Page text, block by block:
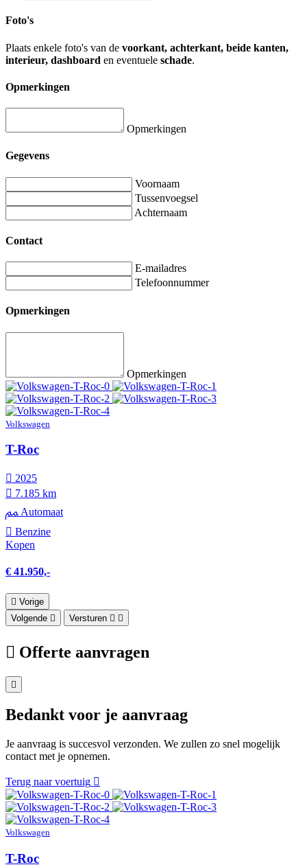
Foto's
Plaats enkele foto's van de voorkant, achterkant, beide kanten,
interieur, dashboard en eventuele schade.
Opmerkingen
Opmerkingen
Gegevens
Voornaam
Tussenvoegsel
Achternaam
Contact
E-mailadres
Telefoonnummer
Opmerkingen
Opmerkingen
Volkswagen
T-Roc
2025
7.185 km
Automaat
Benzine
Kopen
€ 41.950,-
Vorige
Volgende
Versturen
Offerte aanvragen
Bedankt voor je aanvraag
Je aanvraag is succesvol verzonden. We zullen zo snel mogelijk
contact met je opnemen.
Terug naar voertuig
Volkswagen
T-Roc